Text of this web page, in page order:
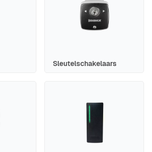
Sleutelschakelaars